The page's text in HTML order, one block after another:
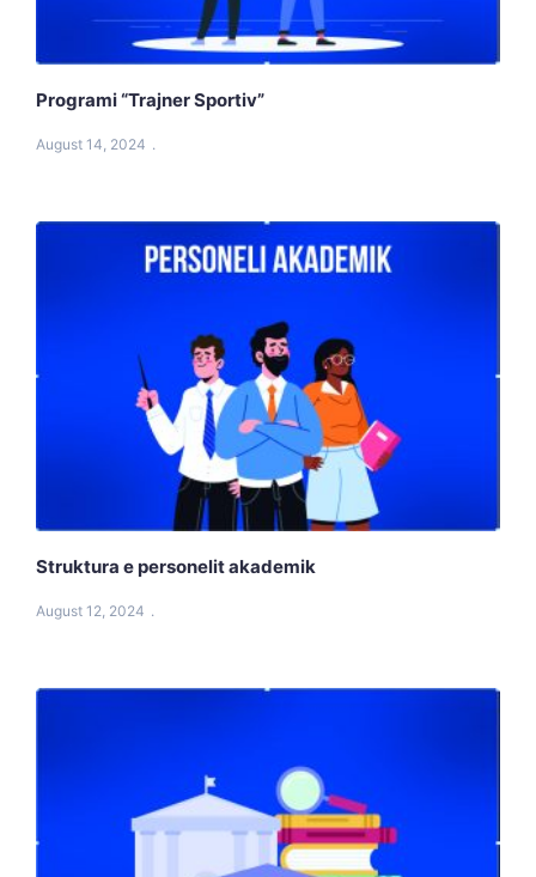
Programi “Trajner Sportiv”
August 14, 2024
Struktura e personelit akademik
August 12, 2024